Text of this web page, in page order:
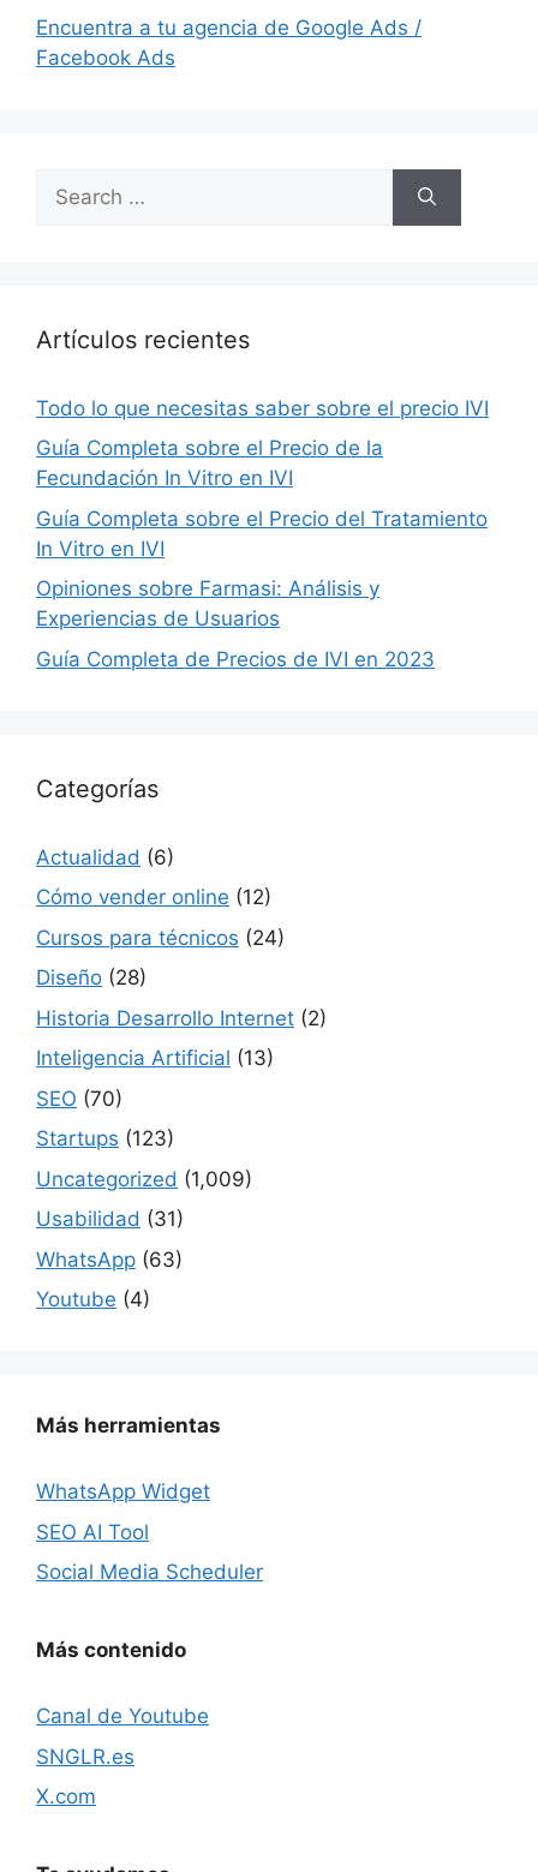
Encuentra a tu agencia de Google Ads /
Facebook Ads
for:
Artículos recientes
Todo lo que necesitas saber sobre el precio IVI
Guía Completa sobre el Precio de la
Fecundación In Vitro en IVI
Guía Completa sobre el Precio del Tratamiento
In Vitro en IVI
Opiniones sobre Farmasi: Análisis y
Experiencias de Usuarios
Guía Completa de Precios de IVI en 2023
Categorías
Actualidad (6)
Cómo vender online (12)
Cursos para técnicos (24)
Diseño (28)
Historia Desarrollo Internet (2)
Inteligencia Artificial (13)
SEO (70)
Startups (123)
Uncategorized (1,009)
Usabilidad (31)
WhatsApp (63)
Youtube (4)
Más herramientas
WhatsApp Widget
SEO AI Tool
Social Media Scheduler
Más contenido
Canal de Youtube
SNGLR.es
X.com